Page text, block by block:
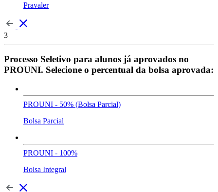
Pravaler
3
Processo Seletivo para alunos já aprovados no
PROUNI. Selecione o percentual da bolsa aprovada:
PROUNI - 50% (Bolsa Parcial)
Bolsa Parcial
PROUNI - 100%
Bolsa Integral